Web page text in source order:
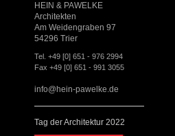
HEIN & PAWELKE
Architekten
Am Weidengraben 97
54296 Trier
Tel. +49 [0] 651 - 976 2994
Fax +49 [0] 651 - 991 3055
info@hein-pawelke.de
Tag der Architektur 2022